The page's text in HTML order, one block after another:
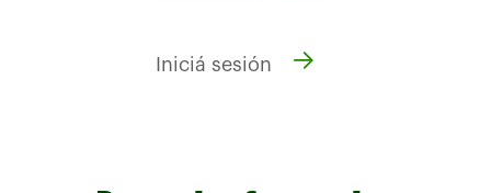
Iniciá sesión